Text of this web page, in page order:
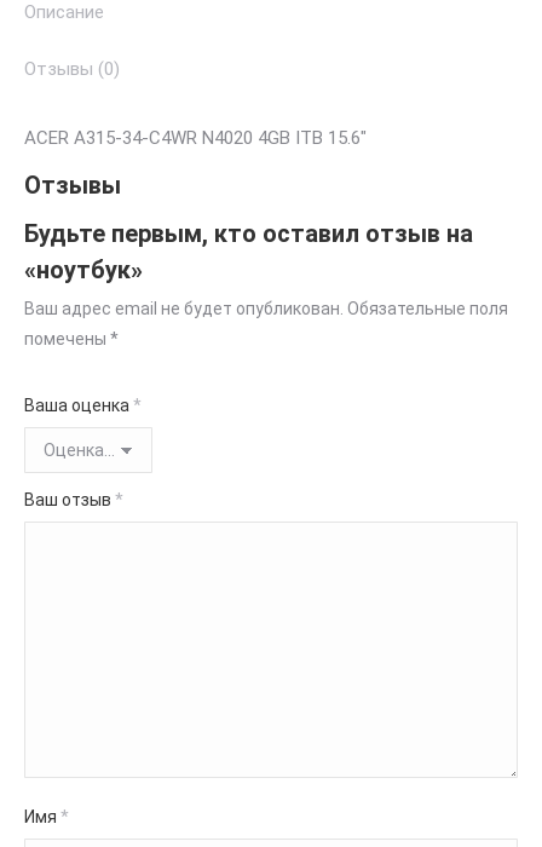
Описание
Отзывы (0)
ACER A315-34-C4WR N4020 4GB ITB 15.6″
Отзывы
Будьте первым, кто оставил отзыв на
«ноутбук»
Ваш адрес email не будет опубликован. Обязательные поля
помечены *
Ваша оценка *
Ваш отзыв *
Имя *